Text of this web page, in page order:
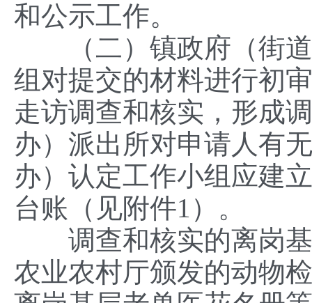
和公示工作。
（二）镇政府（街道
组对提交的材料进行初
走访调查和核实，形成
办）派出所对申请人有
办）认定工作小组应建
台账（见附件1）。
调查和核实的离岗基
农业农村厅颁发的动物